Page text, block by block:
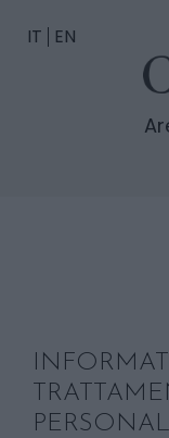
IT EN